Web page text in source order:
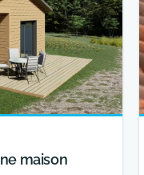
maison